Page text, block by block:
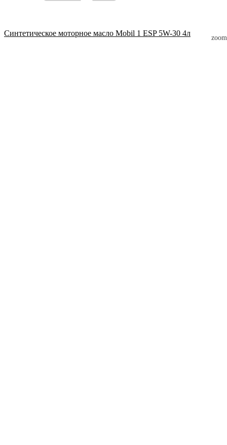
zoom
Синтетическое моторное масло Mobil 1 ESP 5W-30 4л